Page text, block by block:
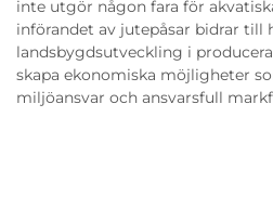
inte utgör någon fara för
införandet av jutepåsar bidrar till
landsbygdsutveckling i
skapa ekonomiska möjligheter
miljöansvar och ansvarsfull